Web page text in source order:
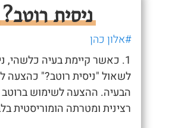
ניסית רוטב?
#אלון כהן
1. כאשר קיימת בעיה כלשהי,
לשאול "ניסית רוטב?" כהצעה
הבעיה. ההצעה לשימוש ברוטב
רצינית ומטרתה הומוריסטית